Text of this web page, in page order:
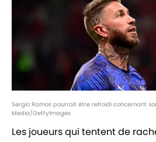
Sergio Ramos pourrait être refroidi concernant
Media/GettyImages
Les joueurs qui tentent de